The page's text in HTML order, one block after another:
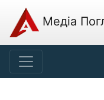
Медіа